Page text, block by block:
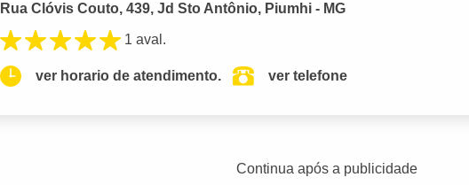
Rua Clóvis Couto, 439, Jd Sto Antônio, Piumhi - MG
1 aval.
ver horario de atendimento. ver telefone
Continua após a publicidade